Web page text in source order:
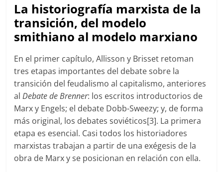
La historiografía marxista de la
transición, del modelo
smithiano al modelo marxiano
En el primer capítulo, Allisson y Brisset retoman
tres etapas importantes del debate sobre la
transición del feudalismo al capitalismo, anteriores
alDebate de Brenner: los escritos introductorios de
Marx y Engels; el debate Dobb-Sweezy; y, de forma
más original, los debates soviéticos[3]. La primera
etapa es esencial. Casi todos los historiadores
marxistas trabajan a partir de una exégesis de la
obra de Marx y se posicionan en relación con ella.